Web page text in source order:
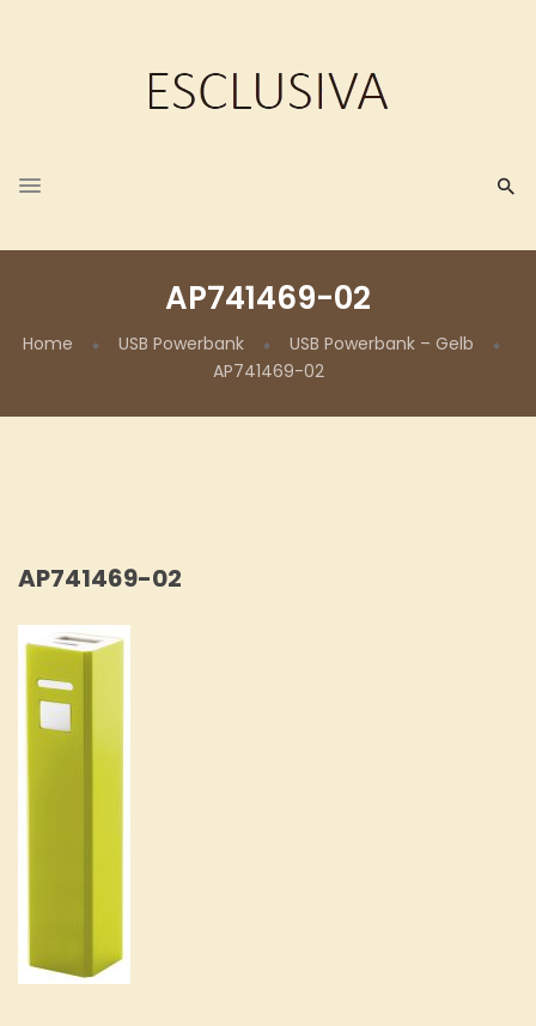
AP741469-02
Home USB Powerbank
USB Powerbank – Gelb
AP741469-02
AP741469-02